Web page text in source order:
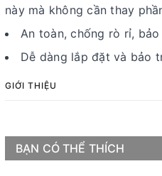
này mà không cần thay
An toàn, chống rò rỉ,
Dễ dàng lắp đặt và bảo
GIỚI THIỆU
BẠN CÓ THỂ THÍCH